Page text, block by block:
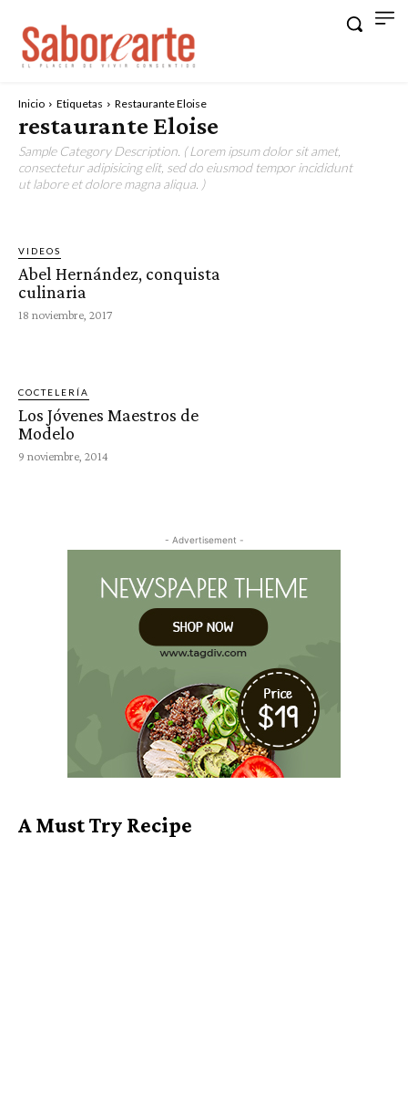
Inicio Etiquetas Restaurante Eloise
restaurante Eloise
Sample Category Description. ( Lorem ipsum dolor sit amet,
consectetur adipisicing elit, sed do eiusmod tempor incididunt
ut labore et dolore magna aliqua. )
VIDEOS
Abel Hernández, conquista
culinaria
18 noviembre, 2017
COCTELERÍA
Los Jóvenes Maestros de
Modelo
9 noviembre, 2014
- Advertisement -
A Must Try Recipe